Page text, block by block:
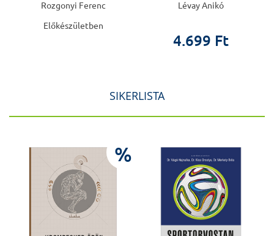
Rozgonyi Ferenc
Előkészületben
Lévay Anikó
4.699 Ft
SIKERLISTA
%